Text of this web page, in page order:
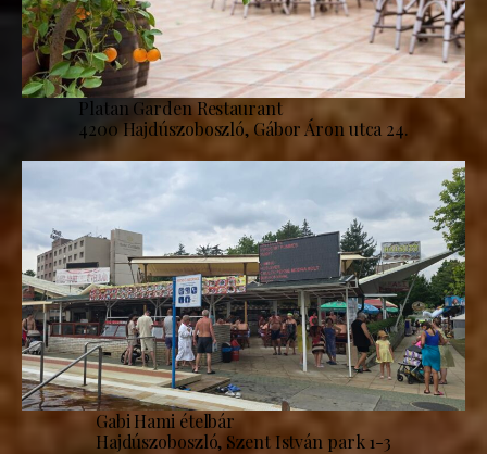
Platan Garden Restaurant
4200 Hajdúszoboszló, Gábor Áron utca 24.
Gabi Hami ételbár
Hajdúszoboszló, Szent István park 1-3